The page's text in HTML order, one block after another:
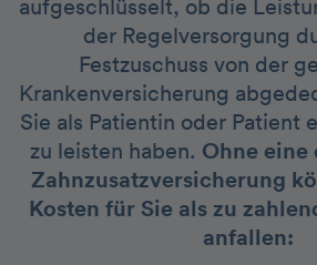
aufgeschlüsselt, ob die
der Regelversorgung
Festzuschuss von der
Krankenversicherung
Sie als Patientin oder Patient
zu leisten haben. Ohne eine
Zahnzusatzversicherung
Kosten für Sie als zu
anfallen: